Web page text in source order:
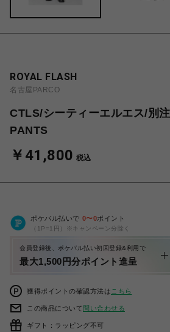
ROYAL FLASH
名古屋PARCO
CTLS/シーティーエルエス/別
PANTS
￥41,800 税込
ポケパル払いで 0〜0ポイント
（1P=1円）※キャンペーン分除く
会員登録後、ポケパル払い初回登録&利用で
最大1,500円分ポイント進呈
獲得ポイントの確認方法は こちら
この商品について問い合わせる
ギフト：ラッピング不可